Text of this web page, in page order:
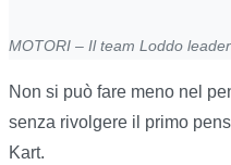
MOTORI – Il team Loddo
Non si può fare meno nel
senza rivolgere il primo
Kart.